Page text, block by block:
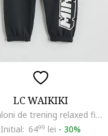
LC WAIKIKI
Pantaloni de trening relaxed fit cu tematica Minecraft, Alb/Verde/Gri antracit
Initial: 6499 lei - 30%